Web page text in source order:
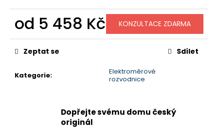
od 5 458 Kč KONZULTACE ZDARMA
Kategorie:
Elektroměrové
rozvodnice
Zeptat se Sdílet
Dopřejte svému domu český
originál
m